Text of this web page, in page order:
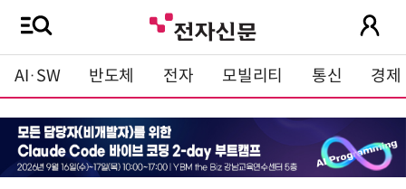
AI·SW 반도체 전자 모빌리티 통신 경제